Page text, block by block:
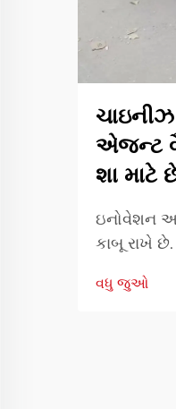
એજન્ટ
શા માટે
ઇનોવેશન
કાબૂ રાખે
ગુણવત્તા
વધુ જુઓ